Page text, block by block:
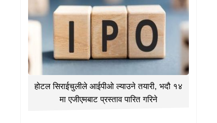
होटल सिराईचुलीले आईपीओ ल्याउने तयारी, भदौ १४
मा एजीएमबाट प्रस्ताव पारित गरिने